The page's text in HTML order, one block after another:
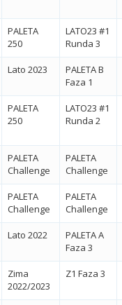
PALETA
250
LATO23 #1
Runda 3
Lato 2023
PALETA B
Faza 1
PALETA
250
LATO23 #1
Runda 2
PALETA
Challenge
PALETA
Challenge
PALETA
Challenge
PALETA
Challenge
Lato 2022
PALETA A
Faza 3
Zima
2022/2023
Z1 Faza 3